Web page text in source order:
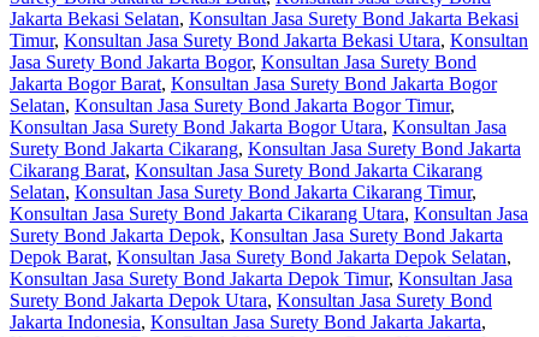
Jakarta Bekasi Selatan, Konsultan Jasa Surety Bond Jakarta Bekasi
Timur, Konsultan Jasa Surety Bond Jakarta Bekasi Utara, Konsultan
Jasa Surety Bond Jakarta Bogor, Konsultan Jasa Surety Bond
Jakarta Bogor Barat, Konsultan Jasa Surety Bond Jakarta Bogor
Selatan, Konsultan Jasa Surety Bond Jakarta Bogor Timur,
Konsultan Jasa Surety Bond Jakarta Bogor Utara, Konsultan Jasa
Surety Bond Jakarta Cikarang, Konsultan Jasa Surety Bond Jakarta
Cikarang Barat, Konsultan Jasa Surety Bond Jakarta Cikarang
Selatan, Konsultan Jasa Surety Bond Jakarta Cikarang Timur,
Konsultan Jasa Surety Bond Jakarta Cikarang Utara, Konsultan Jasa
Surety Bond Jakarta Depok, Konsultan Jasa Surety Bond Jakarta
Depok Barat, Konsultan Jasa Surety Bond Jakarta Depok Selatan,
Konsultan Jasa Surety Bond Jakarta Depok Timur, Konsultan Jasa
Surety Bond Jakarta Depok Utara, Konsultan Jasa Surety Bond
Jakarta Indonesia, Konsultan Jasa Surety Bond Jakarta Jakarta,